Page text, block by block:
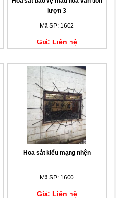
lượn 3
Mã SP: 1602
Giá: Liên hệ
Hoa sắt kiểu mạng nhện
Mã SP: 1600
Giá: Liên hệ